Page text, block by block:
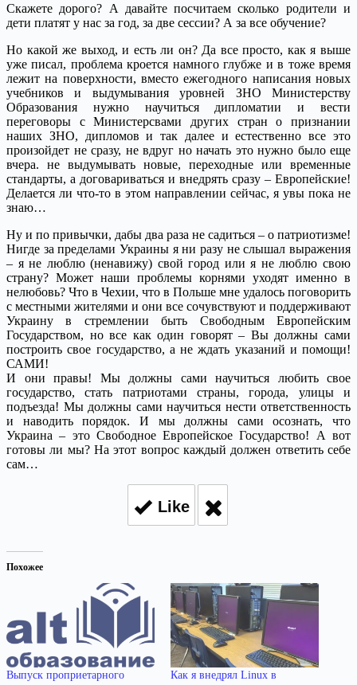
Скажете дорого? А давайте посчитаем сколько родители и
дети платят у нас за год, за две сессии? А за все обучение?
Но какой же выход, и есть ли он? Да все просто, как я выше
уже писал, проблема кроется намного глубже и в тоже время
лежит на поверхности, вместо ежегодного написания новых
учебников и выдумывания уровней ЗНО Министерству
Образования нужно научиться дипломатии и вести
переговоры с Министерсвами других стран о признании
наших ЗНО, дипломов и так далее и естественно все это
произойдет не сразу, не вдруг но начать это нужно было еще
вчера. не выдумывать новые, переходные или временные
стандарты, а договариваться и внедрять сразу – Европейские!
Делается ли что-то в этом направлении сейчас, я увы пока не
знаю…
Ну и по привычки, дабы два раза не садиться – о патриотизме!
Нигде за пределами Украины я ни разу не слышал выражения
– я не люблю (ненавижу) свой город или я не люблю свою
страну? Может наши проблемы корнями уходят именно в
нелюбовь? Что в Чехии, что в Польше мне удалось поговорить
с местными жителями и они все сочувствуют и поддерживают
Украину в стремлении быть Свободным Европейским
Государством, но все как один говорят – Вы должны сами
построить свое государство, а не ждать указаний и помощи!
САМИ!
И они правы! Мы должны сами научиться любить свое
государство, стать патриотами страны, города, улицы и
подъезда! Мы должны сами научиться нести ответственность
и наводить порядок. И мы должны сами осознать, что
Украина – это Свободное Европейское Государство! А вот
готовы ли мы? На этот вопрос каждый должен ответить себе
сам…
Like
Похожее
Выпуск проприетарного
Как я внедрял Linux в